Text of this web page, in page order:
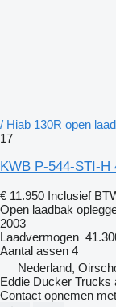
/ Hiab 130R open
17
KWB P-544-STI-
€ 11.950 Inclusief
Open laadbak
2003
Laadvermogen
Aantal assen 4
Nederland,
Eddie Ducker Trucks
Contact opnemen